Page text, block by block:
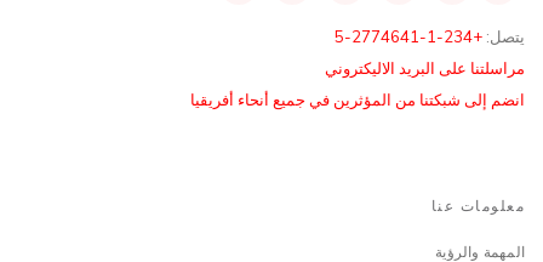
يتصل: +234-1-2774641-5
مراسلتنا على البريد الاليكتروني
انضم إلى شبكتنا من المؤثرين في جميع أنحاء أفريقيا
معلومات عنا
المهمة والرؤية